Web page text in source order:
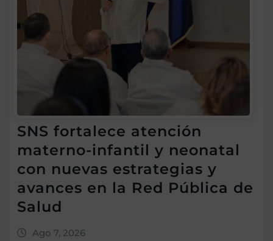
SNS fortalece atención
materno-infantil y neonatal
con nuevas estrategias y
avances en la Red Pública de
Salud
Ago 7, 2026